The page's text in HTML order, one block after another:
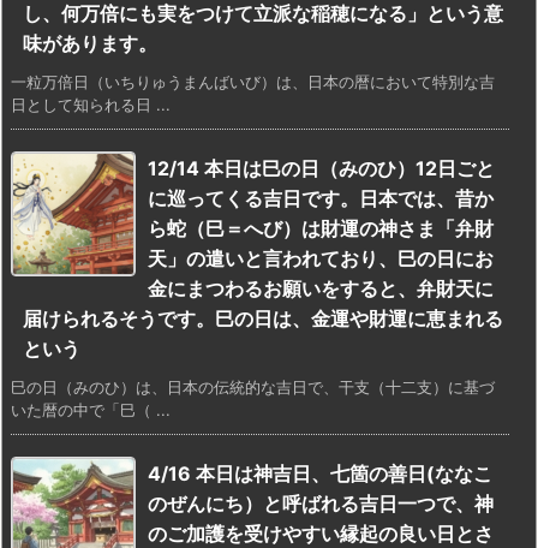
し、何万倍にも実をつけて立派な稲穂になる」という意
味があります。
一粒万倍日（いちりゅうまんばいび）は、日本の暦において特別な吉
日として知られる日 ...
12/14 本日は巳の日（みのひ）12日ごと
に巡ってくる吉日です。日本では、昔か
ら蛇（巳＝へび）は財運の神さま「弁財
天」の遣いと言われており、巳の日にお
金にまつわるお願いをすると、弁財天に
届けられるそうです。巳の日は、金運や財運に恵まれる
という
巳の日（みのひ）は、日本の伝統的な吉日で、干支（十二支）に基づ
いた暦の中で「巳（ ...
4/16 本日は神吉日、七箇の善日(ななこ
のぜんにち）と呼ばれる吉日一つで、神
のご加護を受けやすい縁起の良い日とさ